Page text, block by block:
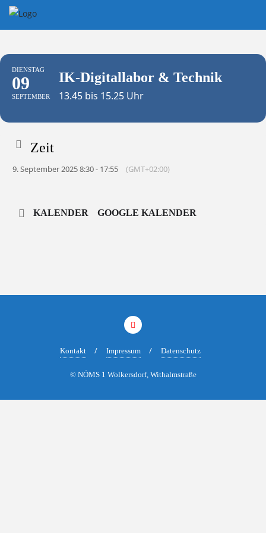
Skip
DIENSTAG
09
SEPTEMBER
IK-Digitallabor & Technik
13.45 bis 15.25 Uhr
Zeit
9. September 2025 8:30 - 17:55 (GMT+02:00)
KALENDER GOOGLE KALENDER
Kontakt Impressum Datenschutz